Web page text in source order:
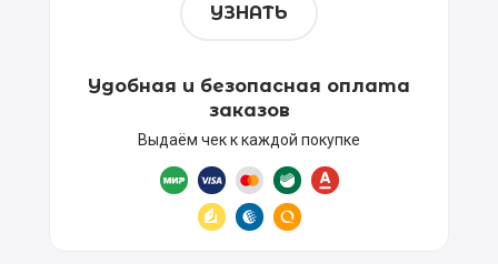
УЗНАТЬ
Удобная и безопасная оплата
заказов
Выдаём чек к каждой покупке